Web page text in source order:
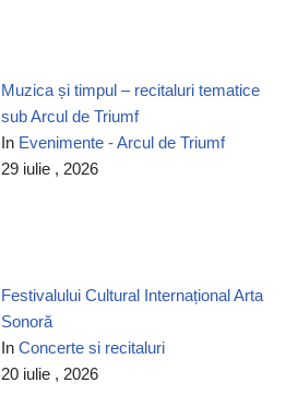
Muzica și timpul – recitaluri tematice
sub Arcul de Triumf
In Evenimente - Arcul de Triumf
29 iulie , 2026
Festivalului Cultural Internațional Arta
Sonoră
InConcerte si recitaluri
20 iulie , 2026